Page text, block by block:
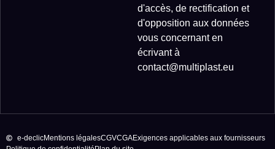
d'accès, de rectification et
d'opposition aux données
vous concernant en
écrivant à
contact@multiplast.eu
e-declicMentions légalesCGVCGAExigences applicables aux fournisseurs